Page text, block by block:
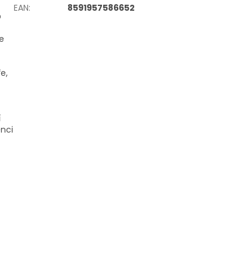
EAN: 8591957586652